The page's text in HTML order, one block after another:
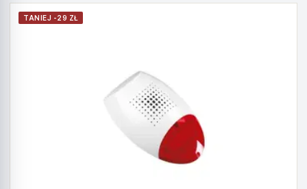
TANIEJ -29 ZŁ